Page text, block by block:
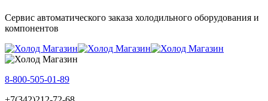
Сервис автоматического заказа холодильного оборудования и
компонентов
8-800-505-01-89